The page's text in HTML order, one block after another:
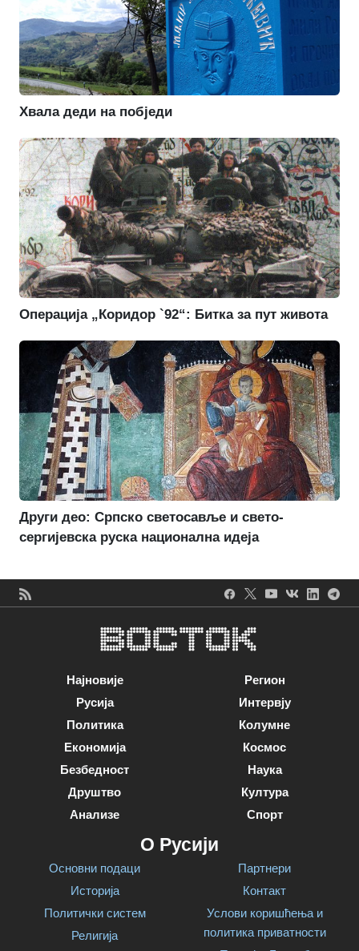
Хвала деди на побједи
Операција „Коридор `92“: Битка за пут живота
Други део: Српско светосавље и свето-
сергијевска руска национална идеја
Најновије
Русија
Политика
Економија
Безбедност
Друштво
Анализе
Регион
Интервју
Колумне
Космос
Наука
Култура
Спорт
О Русији
Основни подаци
Историја
Политички систем
Религија
Партнери
Контакт
Услови коришћења и
политика приватности